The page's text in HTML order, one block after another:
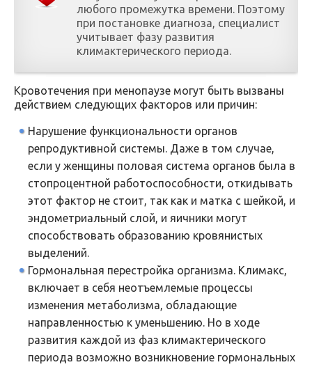
любого промежутка времени. Поэтому
при постановке диагноза, специалист
учитывает фазу развития
климактерического периода.
Кровотечения при менопаузе могут быть вызваны
действием следующих факторов или причин:
Нарушение функциональности органов
репродуктивной системы. Даже в том случае,
если у женщины половая система органов была в
стопроцентной работоспособности, откидывать
этот фактор не стоит, так как и матка с шейкой, и
эндометриальный слой, и яичники могут
способствовать образованию кровянистых
выделений.
Гормональная перестройка организма. Климакс,
включает в себя неотъемлемые процессы
изменения метаболизма, обладающие
направленностью к уменьшению. Но в ходе
развития каждой из фаз климактерического
периода возможно возникновение гормональных